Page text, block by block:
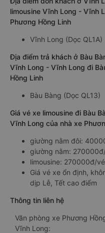
limousine Vĩnh Long - Vĩnh
Phương Hồng Linh
Vĩnh Long (Dọc QL1A)
Địa điểm trả khách ở Bàu
Vĩnh Long - Vĩnh Long đi
Hồng Linh
Bàu Bàng (Dọc QL13)
Giá vé xe limousine đi Bàu
Vĩnh Long của nhà xe
giường nằm đôi:
giường nằm:
limousine: 270000đ/vé
Giá vé xe ổn định,
dịp Lễ, Tết cao điểm
Thông tin liên hệ
Văn phòng xe Phương
Vĩnh Long: